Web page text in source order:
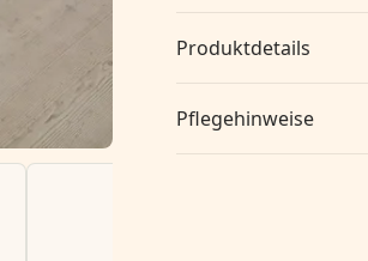
Produktdetails
Pflegehinweise